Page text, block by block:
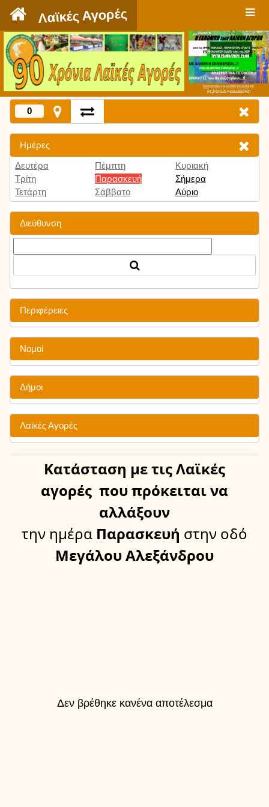
Λαϊκές Αγορές
Πατήστε εδώ για να δείτε την εκπομπή
την Τρίτη 9:00 μμ και κάθε Τρίτη
0
Ημέρες
Δευτέρα
Τρίτη
Τετάρτη
Πέμπτη
Παρασκευή
Σάββατο
Κυριακή
Σήμερα
Αύριο
Διεύθυνση
Περιφέρειες
Νομοί
Δήμοι
Λαϊκές Αγορές
Κατάσταση με τις Λαϊκές
αγορές που πρόκειται να
αλλάξουν
την ημέρα Παρασκευή στην οδό
Μεγάλου Αλεξάνδρου
Δεν βρέθηκε κανένα αποτέλεσμα